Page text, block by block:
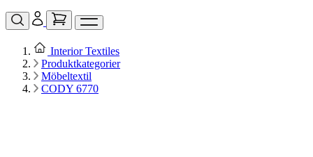
Interior Textiles
Produktkategorier
Möbeltextil
CODY 6770